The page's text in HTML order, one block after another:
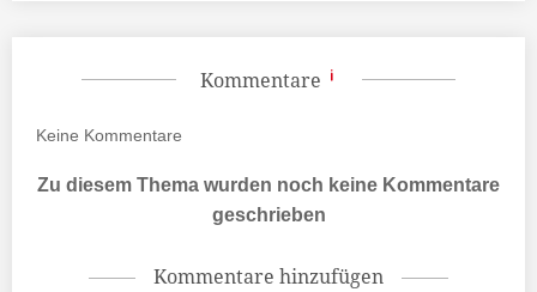
Kommentare
Keine Kommentare
Zu diesem Thema wurden noch keine Kommentare
geschrieben
Kommentare hinzufügen